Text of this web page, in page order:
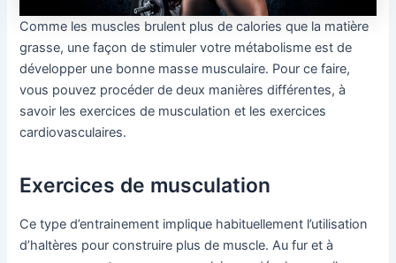
Comme les muscles brulent plus de calories que la matière
grasse, une façon de stimuler votre métabolisme est de
développer une bonne masse musculaire. Pour ce faire,
vous pouvez procéder de deux manières différentes, à
savoir les exercices de musculation et les exercices
cardiovasculaires.
Exercices de musculation
Ce type d’entrainement implique habituellement l’utilisation
d’haltères pour construire plus de muscle. Au fur et à